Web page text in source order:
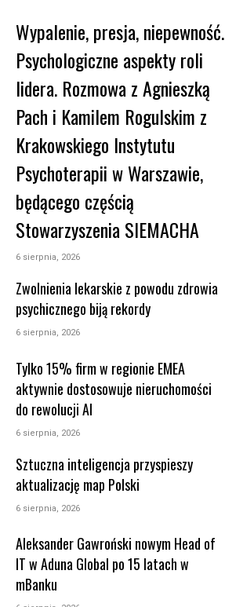
Wypalenie, presja, niepewność.
Psychologiczne aspekty roli
lidera. Rozmowa z Agnieszką
Pach i Kamilem Rogulskim z
Krakowskiego Instytutu
Psychoterapii w Warszawie,
będącego częścią
Stowarzyszenia SIEMACHA
6 sierpnia, 2026
Zwolnienia lekarskie z powodu zdrowia
psychicznego biją rekordy
6 sierpnia, 2026
Tylko 15% firm w regionie EMEA
aktywnie dostosowuje nieruchomości
do rewolucji AI
6 sierpnia, 2026
Sztuczna inteligencja przyspieszy
aktualizację map Polski
6 sierpnia, 2026
Aleksander Gawroński nowym Head of
IT w Aduna Global po 15 latach w
mBanku